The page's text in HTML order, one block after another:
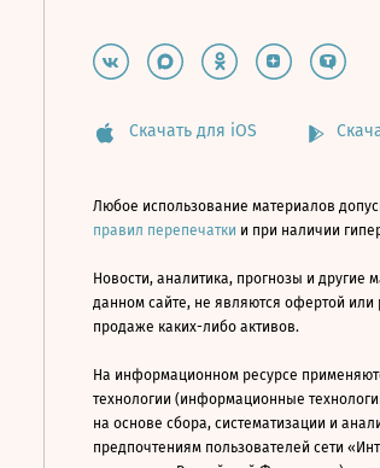
Скачать для iOS
Любое использование материалов
правил перепечатки и при наличии
Новости, аналитика, прогнозы и другие
данном сайте, не являются офертой или
продаже каких-либо активов.
На информационном ресурсе
технологии (информационные
на основе сбора, систематизации и
предпочтениям пользователей сети